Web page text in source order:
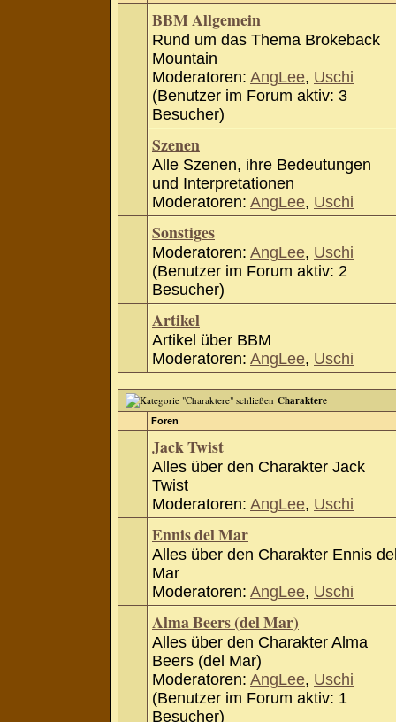
BBM Allgemein
Rund um das Thema Brokeback
Mountain
Moderatoren: AngLee, Uschi
(Benutzer im Forum aktiv: 3
Besucher)
Szenen
Alle Szenen, ihre Bedeutungen
und Interpretationen
Moderatoren: AngLee, Uschi
Sonstiges
Moderatoren: AngLee, Uschi
(Benutzer im Forum aktiv: 2
Besucher)
Artikel
Artikel über BBM
Moderatoren: AngLee, Uschi
Charaktere
Foren
Jack Twist
Alles über den Charakter Jack
Twist
Moderatoren: AngLee, Uschi
Ennis del Mar
Alles über den Charakter Ennis
Mar
Moderatoren: AngLee, Uschi
Alma Beers (del Mar)
Alles über den Charakter Alma
Beers (del Mar)
Moderatoren: AngLee, Uschi
(Benutzer im Forum aktiv: 1
Besucher)